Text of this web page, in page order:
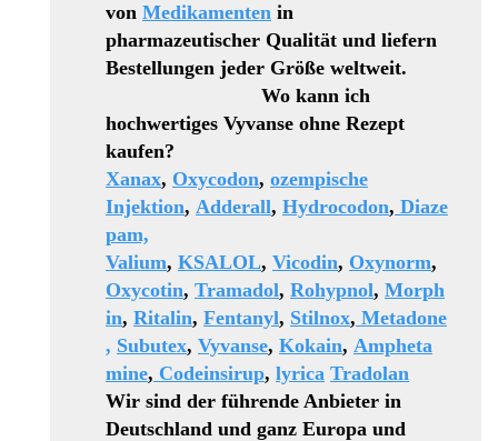
von Medikamenten in
pharmazeutischer Qualität und liefern
Bestellungen jeder Größe weltweit.
Wo kann ich
hochwertiges Vyvanse ohne Rezept
kaufen?
Xanax, Oxycodon, ozempische
Injektion, Adderall, Hydrocodon, Diaze
pam,
Valium, KSALOL, Vicodin, Oxynorm,
Oxycotin, Tramadol, Rohypnol, Morph
in, Ritalin, Fentanyl, Stilnox, Metadone
, Subutex, Vyvanse, Kokain, Ampheta
mine, Codeinsirup, lyrica Tradolan
Wir sind der führende Anbieter in
Deutschland und ganz Europa und